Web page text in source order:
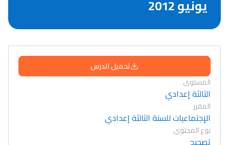
يونيو 2012
تحميل الدرس
المستوى
الثالثة إعدادي
المقرر
الإجتماعيات للسنة الثالثة إعدادي
نوع المحتوى
تصحيح